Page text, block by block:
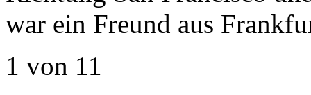
war ein Freund aus
1 von 11